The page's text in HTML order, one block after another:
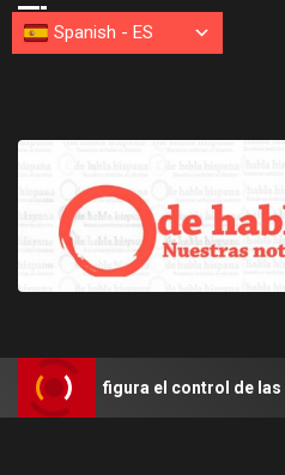
el control de las
Spanish - ES